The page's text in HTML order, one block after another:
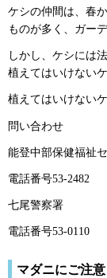
ケシの仲間は、春
ものが多く、ガー
しかし、ケシには
植えてはいけない
植えてはいけない
問い合わせ
能登中部保健福祉
電話番号53-2482
七尾警察署
電話番号53-0110
マダニにご注意